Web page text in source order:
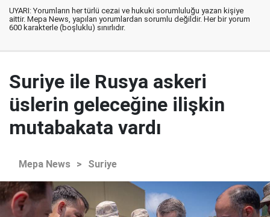
UYARI: Yorumların her türlü cezai ve hukuki sorumluluğu yazan kişiye
aittir. Mepa News, yapılan yorumlardan sorumlu değildir. Her bir yorum
600 karakterle (boşluklu) sınırlıdır.
Suriye ile Rusya askeri
üslerin geleceğine ilişkin
mutabakata vardı
Mepa News > Suriye